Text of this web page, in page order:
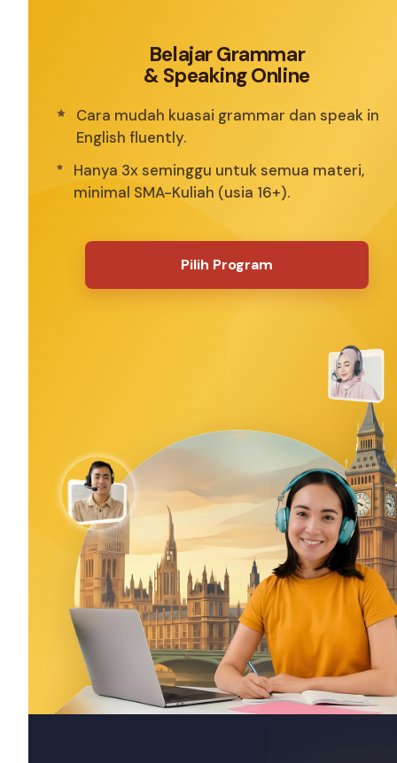
Belajar Grammar
& Speaking Online
Cara mudah kuasai grammar dan speak in
English fluently.
Hanya 3x seminggu untuk semua materi,
minimal SMA-Kuliah (usia 16+).
Pilih Program